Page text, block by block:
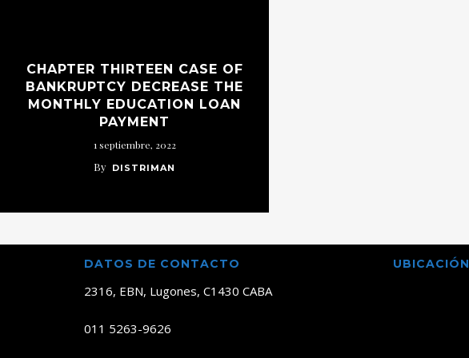
CHAPTER THIRTEEN CASE OF
BANKRUPTCY DECREASE THE
MONTHLY EDUCATION LOAN
PAYMENT
1 septiembre, 2022
By DISTRIMAN
DATOS DE CONTACTO
2316, EBN, Lugones, C1430 CABA
011 5263-9626
UBICACIÓN